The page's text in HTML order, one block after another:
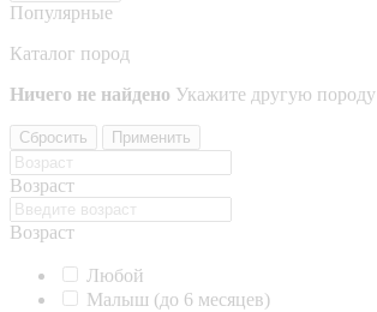
Популярные
Каталог пород
Ничего не найдено Укажите другую породу
Сбросить Применить
Возраст
Возраст
Любой
Малыш (до 6 месяцев)